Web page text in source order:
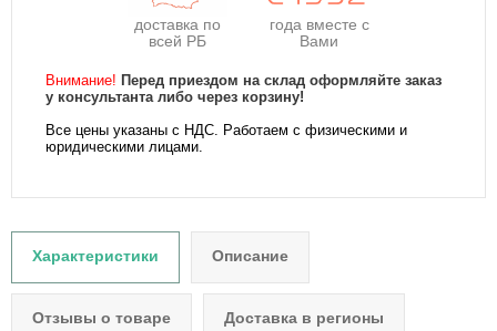
доставка по
всей РБ
года вместе с
Вами
Внимание! Перед приездом на склад оформляйте заказ
у консультанта либо через корзину!
Все цены указаны с НДС. Работаем с физическими и
юридическими лицами.
Характеристики Описание
Отзывы о товаре Доставка в регионы